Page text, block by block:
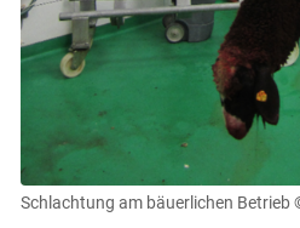
Schlachtung am bäuerlichen Betrieb